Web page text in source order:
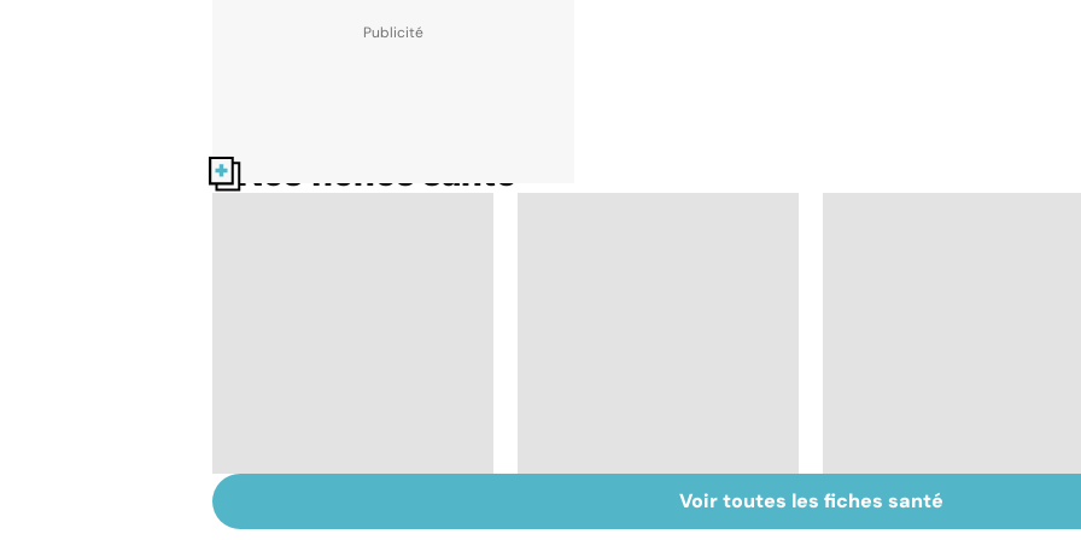
Nos fiches santé
Femmes : comment
Bien vivre la
Voir toutes les fiches santé